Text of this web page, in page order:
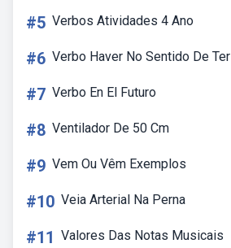
#5 Verbos Atividades 4 Ano
#6 Verbo Haver No Sentido De Ter
#7 Verbo En El Futuro
#8 Ventilador De 50 Cm
#9 Vem Ou Vêm Exemplos
#10 Veia Arterial Na Perna
#11 Valores Das Notas Musicais